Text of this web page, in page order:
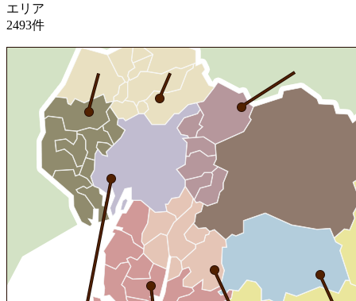
エリア
2493件